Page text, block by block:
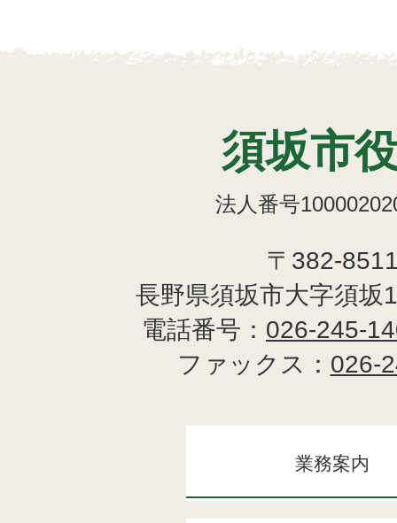
須坂市
法人番号
〒382-
長野県須坂市大字須坂
電話番号： 026-245-
ファックス： 026-
業務案内